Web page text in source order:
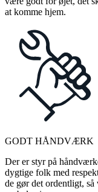
at komme hjem.
GODT HÅNDVÆRK
Der er styr på
dygtige folk med
de gør det ordentligt,